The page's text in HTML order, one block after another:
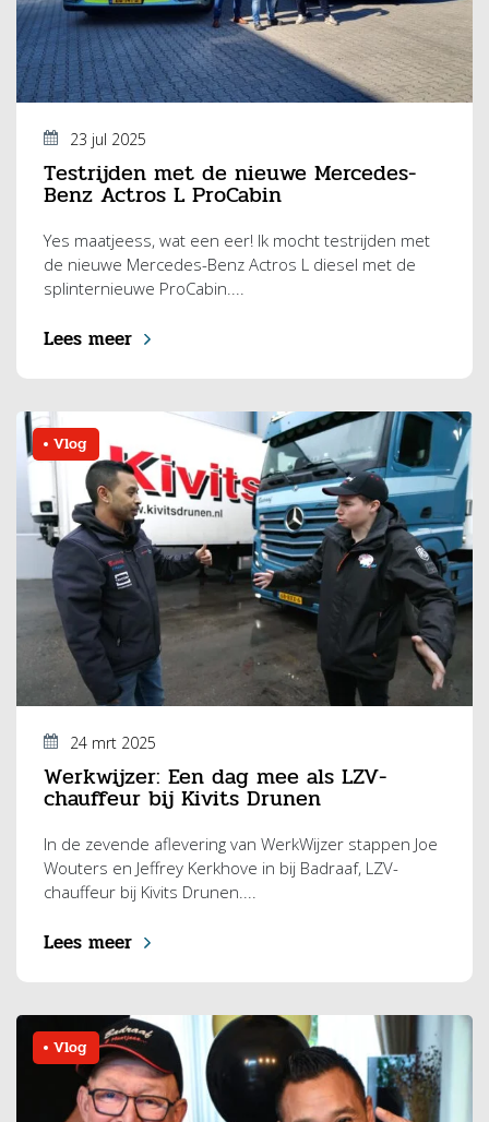
23 jul 2025
Testrijden met de nieuwe Mercedes-
Benz Actros L ProCabin
Yes maatjeess, wat een eer! Ik mocht testrijden met
de nieuwe Mercedes-Benz Actros L diesel met de
splinternieuwe ProCabin....
Lees meer
Vlog
24 mrt 2025
Werkwijzer: Een dag mee als LZV-
chauffeur bij Kivits Drunen
In de zevende aflevering van WerkWijzer stappen Joe
Wouters en Jeffrey Kerkhove in bij Badraaf, LZV-
chauffeur bij Kivits Drunen....
Lees meer
Vlog